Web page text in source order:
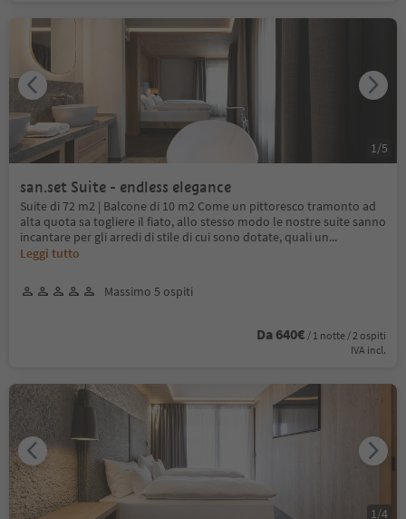
san.set Suite - endless elegance
Suite di 72 m2 | Balcone di 10 m2 Come un pittoresco tramonto ad
alta quota sa togliere il fiato, allo stesso modo le nostre suite sanno
incantare per gli arredi di stile di cui sono dotate, quali un...
Leggi tutto
Massimo 5 ospiti
Da 640€ / 1 notte / 2 ospiti
IVA incl.
1/5
1/4